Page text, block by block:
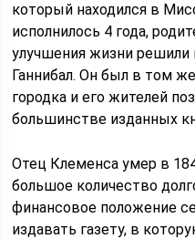
который находился в
исполнилось 4 года,
улучшения жизни решили
Ганнибал. Он был в том
городка и его жителей
большинстве изданных
Отец Клеменса умер в
большое количество
финансовое положение
издавать газету, в